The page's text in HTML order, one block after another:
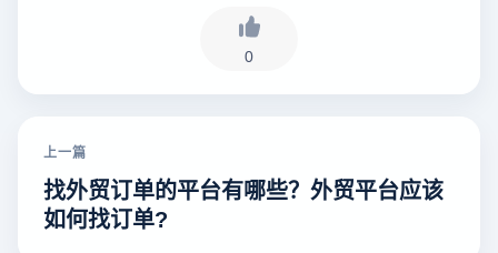
0
上一篇
找外贸订单的平台有哪些？外贸平台应该
如何找订单?